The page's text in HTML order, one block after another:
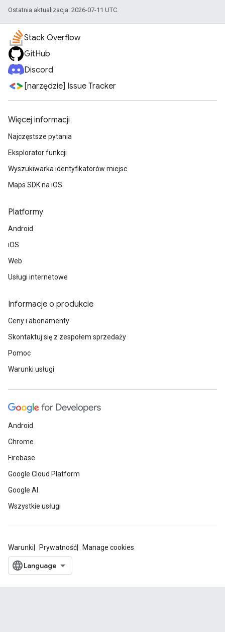
Ostatnia aktualizacja: 2026-07-11 UTC.
Stack Overflow
GitHub
Discord
[narzędzie] Issue Tracker
Więcej informacji
Najczęstsze pytania
Eksplorator funkcji
Wyszukiwarka identyfikatorów miejsc
Maps SDK na iOS
Platformy
Android
iOS
Web
Usługi internetowe
Informacje o produkcie
Ceny i abonamenty
Skontaktuj się z zespołem sprzedaży
Pomoc
Warunki usługi
Android
Chrome
Firebase
Google Cloud Platform
Google AI
Wszystkie usługi
Warunki Prywatność Manage cookies